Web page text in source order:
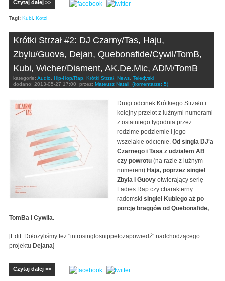
Czytaj dalej >>
Tagi: Kubi Kotzi
Krótki Strzał #2: DJ Czarny/Tas, Haju,
Zbylu/Guova, Dejan, Quebonafide/Cywil/TomB,
Kubi, Wicher/Diament, AK.De.Mic, ADM/TomB
kategorie: Audio Hip-Hop/Rap Krótki Strzał, News Teledyski
dodano: 2013-05-27 17:00 przez: Mateusz Natali (komentarze: 5)
Drugi odcinek Krótkiego Strzału i
kolejny przelot z luźnymi numerami
z ostatniego tygodnia przez
rodzime podziemie i jego
wszelakie odcienie. Od singla DJ'a
Czarnego i Tasa z udziałem AB
czy powrotu (na razie z luźnym
numerem) Haja, poprzez singiel
Zbyla i Guovy otwierający serię
Ladies Rap czy charakterny
radomski singiel Kubiego aż po
porcję braggów od Quebonafide,
TomBa i Cywila.
[Edit: Dołożyliśmy też "introsinglosnippetozapowiedź" nadchodzącego
projektu Dejana]
Czytaj dalej >>